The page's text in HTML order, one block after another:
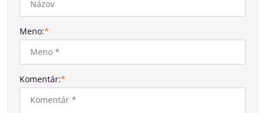
Meno:*
Komentár:*